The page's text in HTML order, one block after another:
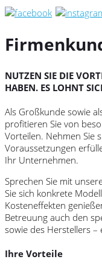
NUTZEN SIE DIE
HABEN. ES LOHNT
Als Großkunde sowie
profitieren Sie von
Vorteilen. Nehmen Sie
Voraussetzungen
Ihr Unternehmen.
Sprechen Sie mit
Sie sich konkrete
Kosteneffekten
Betreuung auch den
sowie des Herstellers
Ihre Vorteile